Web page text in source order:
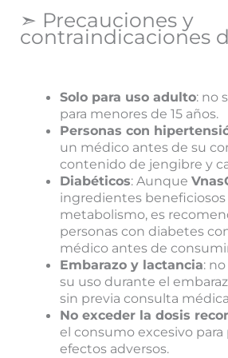
➣ Precauciones y
contraindicaciones
Solo para uso adulto: no
para menores de 15 años.
Personas con
un médico antes de su
contenido de jengibre y
Diabéticos: Aunque
ingredientes beneficiosos
metabolismo, es
personas con diabetes
médico antes de
Embarazo y lactancia:
su uso durante el
sin previa consulta
No exceder la dosis
el consumo excesivo
efectos adversos.